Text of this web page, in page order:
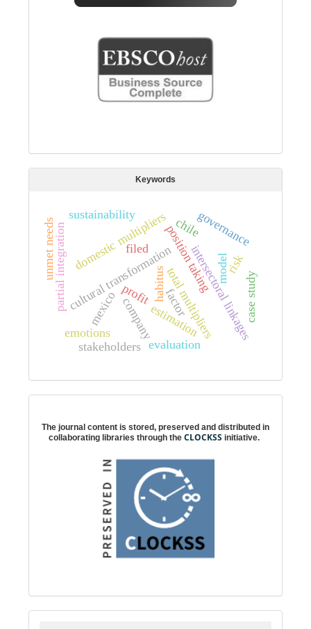
Keywords
filed
habitus
cultural transformationposition takingintersectoral linkages
domestic multipliers
total multipliers
estimation
partial integration model
profit
risk
company
chile
mexico factor
evaluation
stakeholders
sustainability
case study
unmet needs
emotions
governance
The journal content is stored, preserved and distributed in
collaborating libraries through the CLOCKSS initiative.